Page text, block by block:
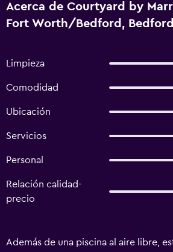
Acerca de Courtyard by
Fort Worth/Bedford, Bedford
Limpieza
Comodidad
Ubicación
Servicios
Personal
Relación calidad-
precio
Además de una piscina al aire libre,